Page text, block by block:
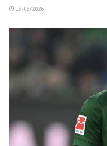
16/06/2026